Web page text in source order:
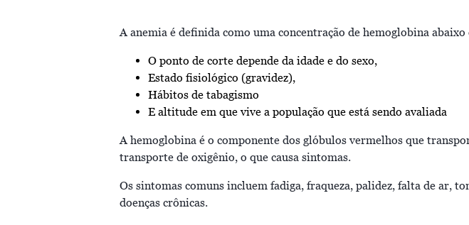
A anemia é definida como uma concentração de hemoglobina
O ponto de corte depende da idade e do sexo,
Estado fisiológico (gravidez),
Hábitos de tabagismo
E altitude em que vive a população que está sendo avaliada
A hemoglobina é o componente dos glóbulos vermelhos que
transporte de oxigênio, o que causa sintomas.
Os sintomas comuns incluem fadiga, fraqueza, palidez, falta de ar,
doenças crônicas.